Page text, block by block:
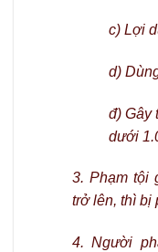
c) Lợi
d)
đ) Gây
dưới
3. Phạm tội
trở lên, thì bị
4. Người